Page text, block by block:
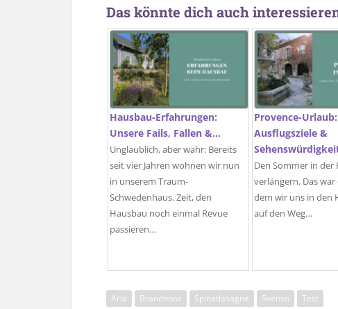
Das könnte dich auch
Hausbau-Erfahrungen:
Unsere Fails, Fallen &…
Unglaublich, aber wahr: Bereits
seit vier Jahren wohnen wir nun
in unserem Traum-
Schwedenhaus. Zeit, den
Hausbau noch einmal Revue
passieren…
Provence-Urlaub:
Ausflugsziele &
Den Sommer in der
verlängern. Das
dem wir uns in den
auf den Weg…
Arla Brandnooz Spinatlasagne Svenso Test